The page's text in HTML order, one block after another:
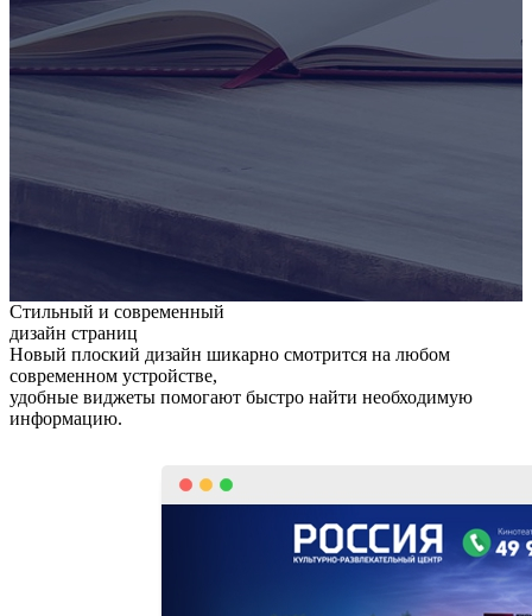
Стильный и современный
дизайн страниц
Новый плоский дизайн шикарно смотрится на любом
современном устройстве,
удобные виджеты помогают быстро найти необходимую
информацию.